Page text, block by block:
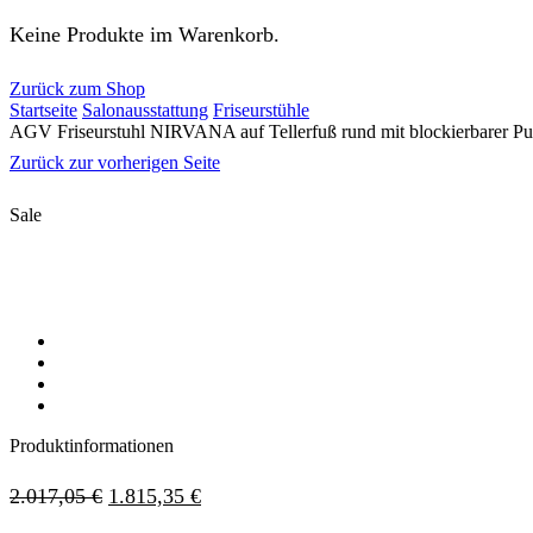
Keine Produkte im Warenkorb.
Zurück zum Shop
Startseite Salonausstattung Friseurstühle
AGV Friseurstuhl NIRVANA auf Tellerfuß rund mit blockierbarer
Zurück zur vorherigen Seite
Sale
Produktinformationen
2.017,05€ 1.815,35 €